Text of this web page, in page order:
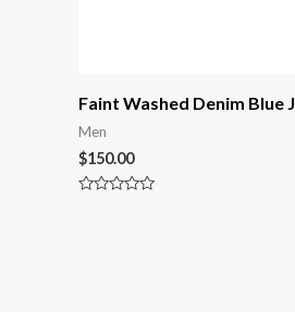
Faint Washed Denim Blue
Men
$150.00